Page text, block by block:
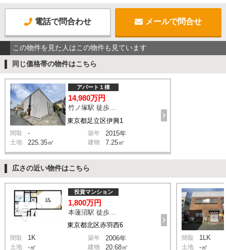
電話で問合わせ メールで問合せ
この物件を見た人はこの物件も見ています
同じ価格帯の物件はこちら
東京都足立区伊興1
アパート１棟
14,980万円
竹ノ塚駅 徒歩10分
間取 - 築年 2015年
土地 225.35㎡ 建物 7.25㎡
広さの近い物件はこちら
東京都北区赤羽西6
投資マンション
1,800万円
間取 1K 築年 2006年
土地 -㎡ 建物 20.68㎡
間取 1LK
土地 -㎡